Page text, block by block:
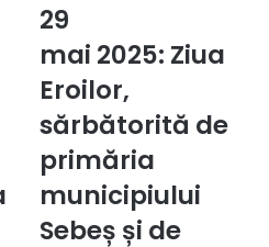
29
sărbătorită
de
primăria
municipiului
Sebeș
și
de
comunitatea
locală
29
mai 2025: Ziua
Eroilor,
sărbătorită de
primăria
municipiului
Sebeș și de